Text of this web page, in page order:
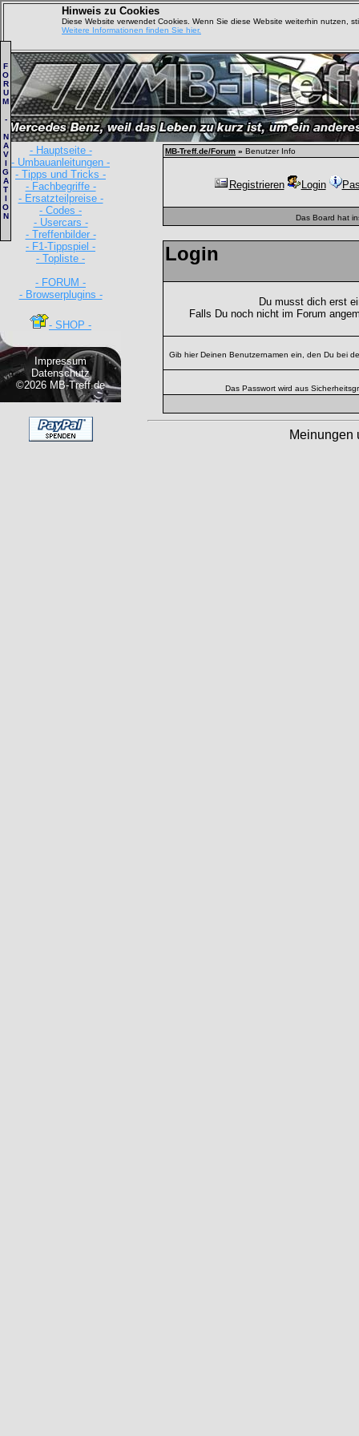
Hinweis zu Cookies
Diese Website verwendet Cookies. Wenn Sie diese Website weiterhin nutzen,
Weitere Informationen finden Sie hier.
- Hauptseite -
- Umbauanleitungen -
- Tipps und Tricks -
- Fachbegriffe -
- Ersatzteilpreise -
- Codes -
- Usercars -
- Treffenbilder -
- F1-Tippspiel -
- Topliste -
- FORUM -
- Browserplugins -
- SHOP -
Impressum
Datenschutz
©2026 MB-Treff.de
F
O
R
U
M
-
N
A
V
I
G
A
T
I
O
N
MB-Treff.de/Forum » Benutzer Info
Registrieren Login
Das Board hat
Login
Du musst dich erst
Falls Du noch nicht im Forum
Gib hier Deinen Benutzernamen ein, den Du bei
Das Passwort wird aus
Meinungen